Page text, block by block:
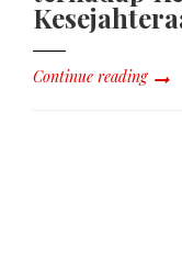
Continue reading